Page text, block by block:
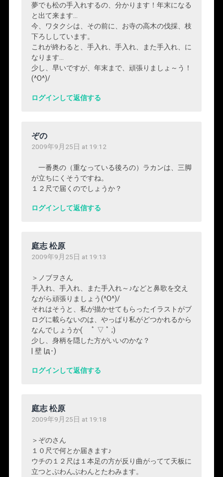
夢でも松の手入れするの、分かります！年末になる
と出て来ます…
今、ワタクシは、その前に、お寺の高木の伐採、枝
下ろししています。
これが終わると、手入れ、手入れ、また手入れ、に
なります…
少し、早いですが、年末まで、頑張りましょ～う！
(^O^)/
ログインして返信する
ぞの
2009年9月25日 at 19:12
一番奥の（重なっている後ろの）ラカンは、三脚
が立ちにくそうですね。
１２尺で届くのでしょうか？
ログインして返信する
庭志 松原
2009年9月25日 at 19:13
＞ノブヲさん
手入れ、手入れ、また手入れ～♪などと鼻歌を交え
ながら頑張りましょう(^O^)/
それはそうと、私が描かせてもらったイラストがブ
ログに載らないのは、やっぱり私がどつかれるから
なんでしょうか( ﾟ ▽ ﾟ ;)
少し、身柄を隠した方がいいのかな？
| 壁 |д･)
ログインして返信する
庭志 松原
2009年9月25日 at 19:18
＞ぞのさん
１０尺で何とか届きます♪
ウチの１２尺は１本足の方が反り曲がってて天板に
立つとぶわんぶわんとたわみます。